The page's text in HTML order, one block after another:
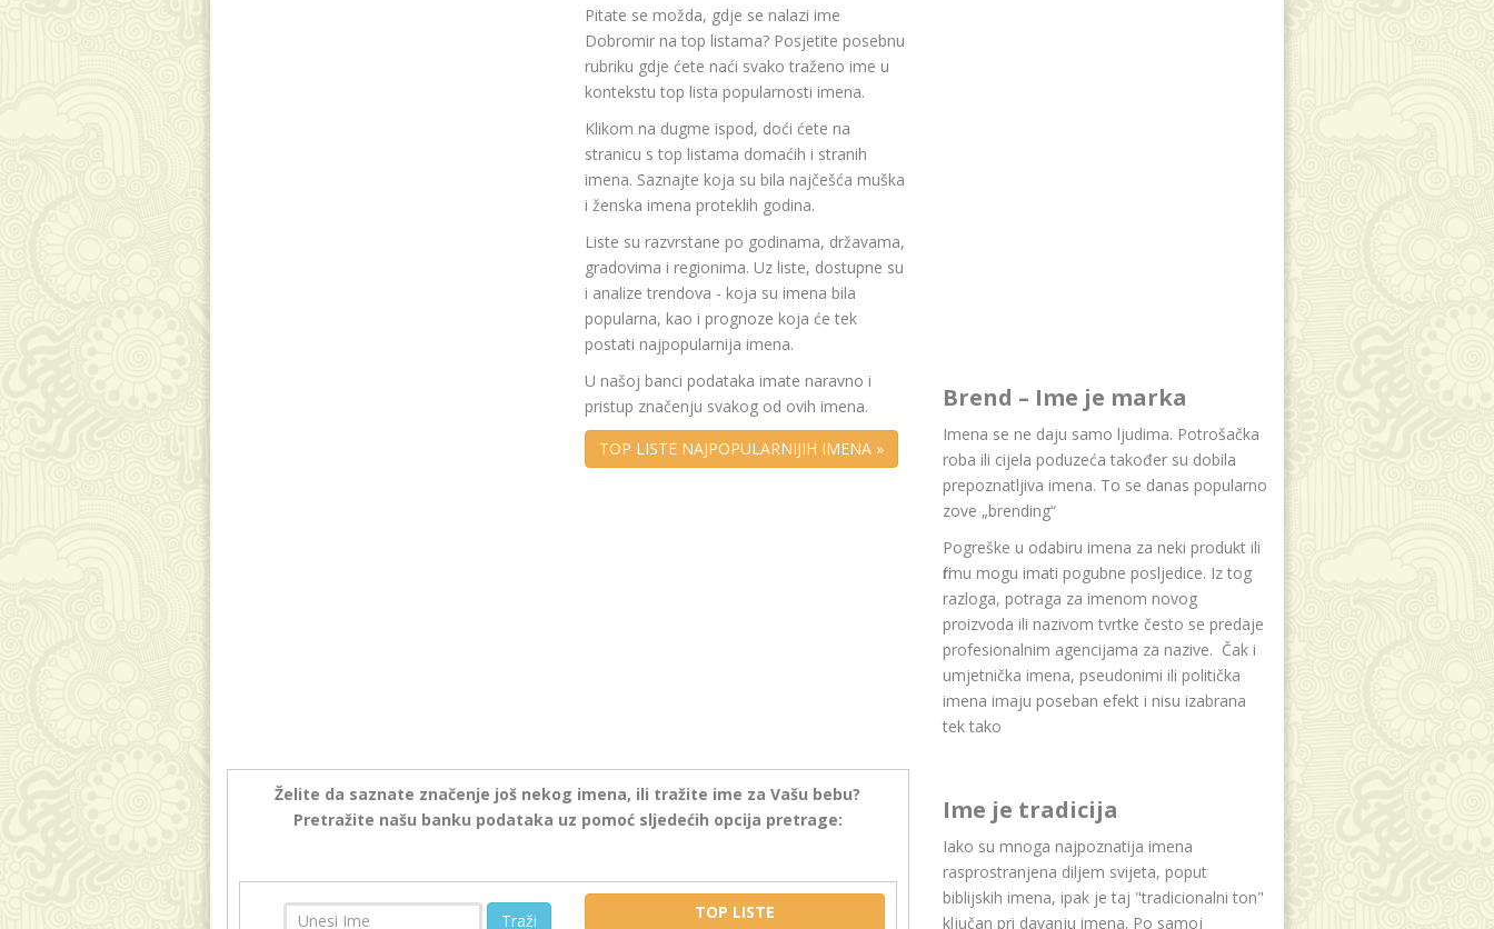
Pitate se možda, gdje se nalazi ime
Dobromir na top listama? Posjetite posebnu
rubriku gdje ćete naći svako traženo ime u
kontekstu top lista popularnosti imena.
Klikom na dugme ispod, doći ćete na
stranicu s top listama domaćih i stranih
imena. Saznajte koja su bila najčešća muška
i ženska imena proteklih godina.
Liste su razvrstane po godinama, državama,
gradovima i regionima. Uz liste, dostupne su
i analize trendova - koja su imena bila
popularna, kao i prognoze koja će tek
postati najpopularnija imena.
U našoj banci podataka imate naravno i
pristup značenju svakog od ovih imena.
TOP LISTE NAJPOPULARNIJIH IMENA »
Želite da saznate značenje još nekog imena, ili tražite ime za Vašu bebu?
Pretražite našu banku podataka uz pomoć sljedećih opcija pretrage:
Traži TOP LISTE
Brend – Ime je marka
Imena se ne daju samo ljudima. Potrošačka
roba ili cijela poduzeća također su dobila
prepoznatljiva imena. To se danas popularno
zove „brending“
Pogreške u odabiru imena za neki produkt ili
firmu mogu imati pogubne posljedice. Iz tog
razloga, potraga za imenom novog
proizvoda ili nazivom tvrtke često se predaje
profesionalnim agencijama za nazive. Čak i
umjetnička imena, pseudonimi ili politička
imena imaju poseban efekt i nisu izabrana
tek tako
Ime je tradicija
Iako su mnoga najpoznatija imena
rasprostranjena diljem svijeta, poput
biblijskih imena, ipak je taj "tradicionalni ton"
ključan pri davanju imena. Po samoj